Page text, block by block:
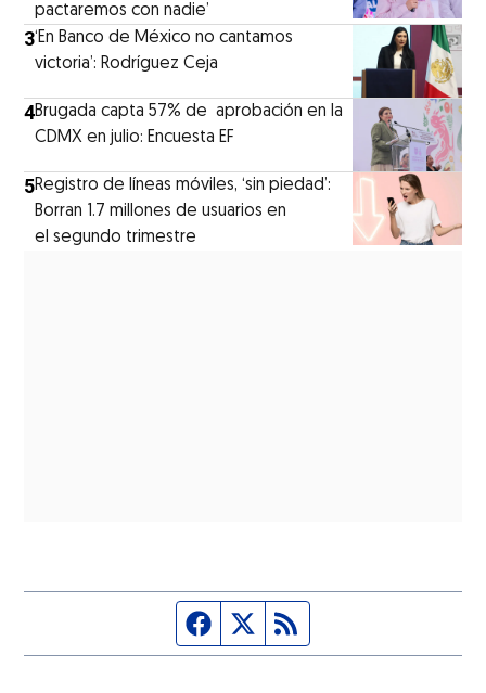
pactaremos con nadie’
3‘En Banco de México no cantamos
victoria’: Rodríguez Ceja
4Brugada capta 57% de aprobación en la
CDMX en julio: Encuesta EF
5Registro de líneas móviles, ‘sin piedad’:
Borran 1.7 millones de usuarios en
el segundo trimestre
Página de Facebook
Fuente Twitter